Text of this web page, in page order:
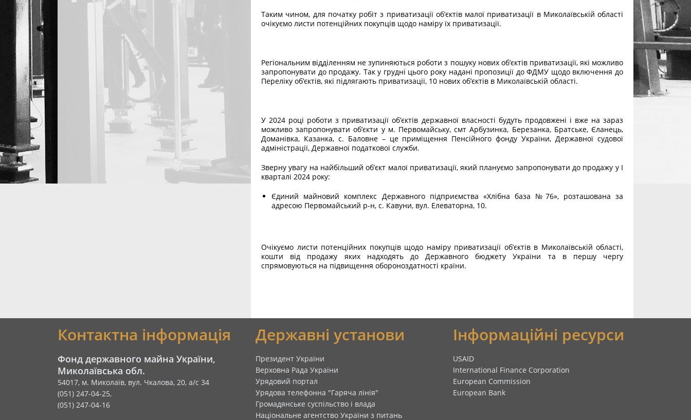
Таким чином, для початку робіт з приватизації об’єктів малої приватизації в Миколаївській області
очікуємо листи потенційних покупців щодо наміру їх приватизації.
Регіональним відділенням не зупиняються роботи з пошуку нових об’єктів приватизації, які можливо
запропонувати до продажу. Так у грудні цього року надані пропозиції до ФДМУ щодо включення до
Переліку об’єктів, які підлягають приватизації, 10 нових об’єктів в Миколаївській області.
У 2024 році роботи з приватизації об’єктів державної власності будуть продовжені і вже на зараз
можливо запропонувати об’єкти у м. Первомайську, смт Арбузинка, Березанка, Братське, Єланець,
Доманівка, Казанка, с. Баловне – це приміщення Пенсійного фонду України, Державної судової
адміністрації, Державної податкової служби.
Зверну увагу на найбільший об’єкт малої приватизації, який плануємо запропонувати до продажу у І
кварталі 2024 року:
Єдиний майновий комплекс Державного підприємства «Хлібна база №76», розташована за
адресою Первомайський р-н, с. Кавуни, вул. Елеваторна, 10.
Очікуємо листи потенційних покупців щодо наміру приватизації об’єктів в Миколаївській області,
кошти від продажу яких надходять до Державного бюджету України та в першу чергу
спрямовуються на підвищення обороноздатності країни.
Контактна інформація
Фонд державного майна України,
Миколаївська обл.
54017, м. Миколаїв, вул. Чкалова, 20, а/с 34
(051) 247-04-25,
(051) 247-04-16
Державні установи
Президент України
Верховна Рада України
Урядовий портал
Урядова телефонна "Гаряча лінія"
Громадянське суспільство і влада
Національне агентство України з питань
Інформаційні ресурси
USAID
International Finance Corporation
European Commission
European Bank